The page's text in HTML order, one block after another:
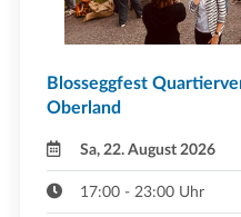
Blosseggfest
Oberland
Sa, 22. August 2026
17:00 - 23:00 Uhr